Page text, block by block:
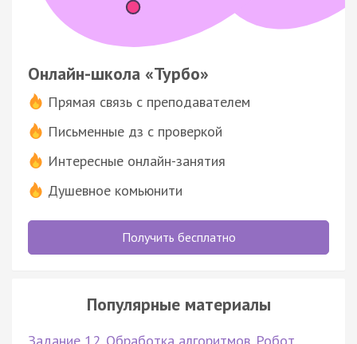
Онлайн-школа «Турбо»
Прямая связь с преподавателем
Письменные дз с проверкой
Интересные онлайн-занятия
Душевное комьюнити
Получить бесплатно
Популярные материалы
Задание 12. Обработка алгоритмов. Робот,